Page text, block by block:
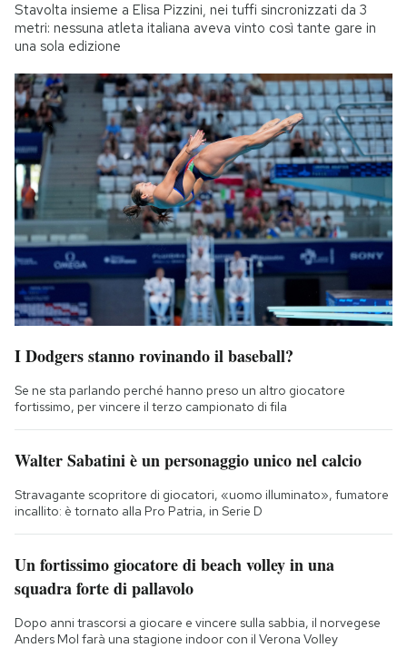
Stavolta insieme a Elisa Pizzini, nei tuffi sincronizzati da 3
metri: nessuna atleta italiana aveva vinto così tante gare in
una sola edizione
I Dodgers stanno rovinando il baseball?
Se ne sta parlando perché hanno preso un altro giocatore
fortissimo, per vincere il terzo campionato di fila
Walter Sabatini è un personaggio unico nel calcio
Stravagante scopritore di giocatori, «uomo illuminato», fumatore
incallito: è tornato alla Pro Patria, in Serie D
Un fortissimo giocatore di beach volley in una
squadra forte di pallavolo
Dopo anni trascorsi a giocare e vincere sulla sabbia, il norvegese
Anders Mol farà una stagione indoor con il Verona Volley